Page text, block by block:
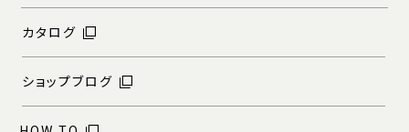
カタログ
ショップブログ